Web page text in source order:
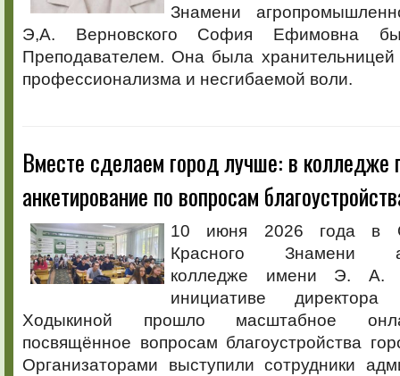
Знамени
Э,А. Верновского София Ефимовна
Преподавателем. Она была
профессионализма и несгибаемой воли.
Вместе сделаем город лучше: в колледже
анкетирование по вопросам
10 июня 2026 года в
Красного Знамени
колледже имени Э. А.
инициативе
Ходыкиной прошло масштабное
посвящённое вопросам благоустройства
Организаторами выступили сотрудники